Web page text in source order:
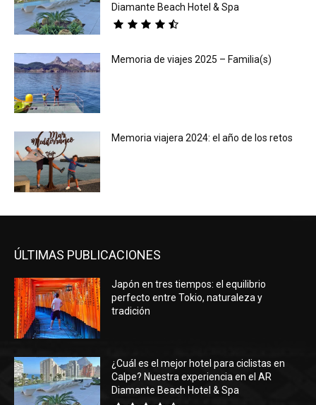
Diamante Beach Hotel & Spa
Memoria de viajes 2025 – Familia(s)
Memoria viajera 2024: el año de los retos
ÚLTIMAS PUBLICACIONES
Japón en tres tiempos: el equilibrio
perfecto entre Tokio, naturaleza y
tradición
¿Cuál es el mejor hotel para ciclistas en
Calpe? Nuestra experiencia en el AR
Diamante Beach Hotel & Spa